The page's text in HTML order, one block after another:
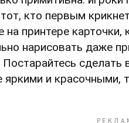
кто первым
на принтере
нарисовать даже
сделать
и красочными,